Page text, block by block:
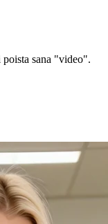
sana "video".